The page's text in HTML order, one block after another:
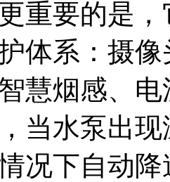
重要的是
体系：摄
慧烟感、
当水泵出
况下自动